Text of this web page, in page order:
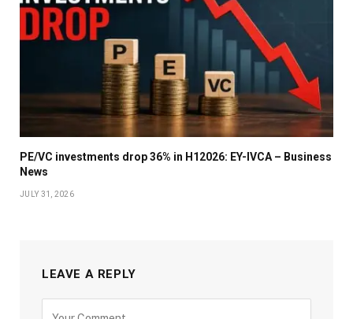
PE/VC investments drop 36% in H12026: EY-IVCA – Business
News
JULY 31, 2026
LEAVE A REPLY